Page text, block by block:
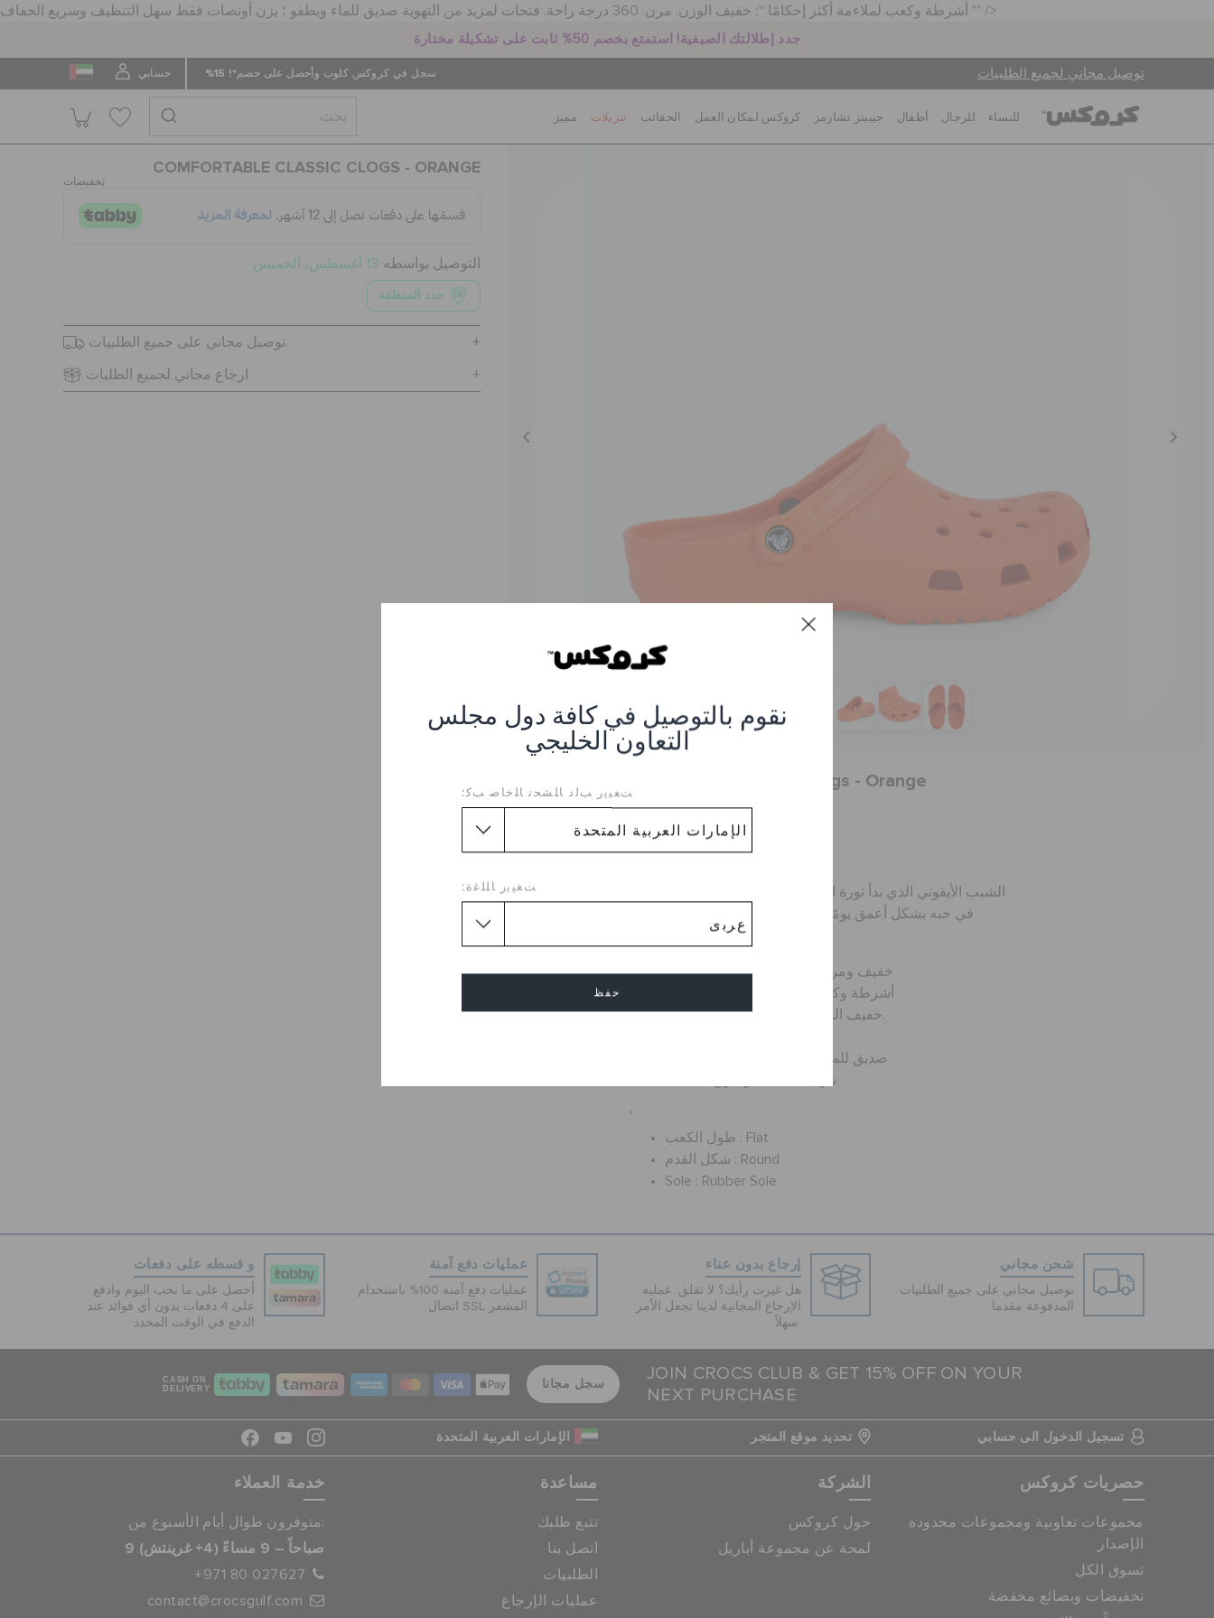
أشرطة وكعب لملاءمة أكثر إحكامًا ™: خفيف الوزن. مرن. 360 درجة راحة. فتحات لمزيد من التهوية صديق للماء ويطفو ؛ يزن أونصات فقط سهل التنظيف وسريع الجفاف "" />
جدد إطلالتك الصيفية! استمتع بخصم 50% ثابت على تشكيلة مختارة
توصيل مجاني لجميع الطلبيات سجل في كروكس كلوب وأحصل على خصم*! 15% حسابي
نقوم بالتوصيل في كافة دول مجلس
التعاون الخليجي
ﺖﻐﻴﻳﺭ ﺐﻟﺩ ﺎﻠﺸﺤﻧ ﺎﻠﺧﺎﺻ ﺐﻛ:
ﺖﻐﻴﻳﺭ ﺎﻠﻠﻏﺓ:
حفظ
للنساء للرجال أطفال جيبيتز تشارمز كروكس لمكان العمل الحقائب تنزيلات مميز
COMFORTABLE CLASSIC CLOGS - ORANGE
تخفيضات
التوصيل بواسطه 13 أغسطس، الخميس
حدد المنطقة
توصيل مجاني على جميع الطلبيات.
ارجاع مجاني لجميع الطلبات
Comfortable Classic Clogs - Orange
أصلي. مريح. عملي
الشبب الأيقوني الذي بدأ ثورة الراحة حول العالم! حذاء مريح ستقع
في حبه بشكل أعمق يومًا بعد يوم. تتميز أحذية كروكس بخفة
خفيف ومريح بشكل لا يصدق عند انتعاله
< li> أشرطة وكعب لملاءمة أكثر إحكامًا
™: خفيف الوزن. مرن. 360 درجة راحة.
صديق للماء ويطفو ؛ يزن أونصات فقط
سهل التنظيف وسريع الجفاف
"
طول الكعب : Flat
شكل القدم : Round
Sole : Rubber Sole
شحن مجاني
توصيل مجاني على جميع الطلبيات
المدفوعة مقدما
إرجاع بدون عناء
هل غيرت رأيك؟ لا تقلق. عملية
الإرجاع المجانية لدينا تجعل الأمر
سهلاً.
عمليات دفع آمنة
عمليات دفع آمنة 100% باستخدام
اتصال SSL المشفر
و قسطه على دفعات
أحصل على ما تحب اليوم وادفع
على 4 دفعات بدون أي فوائد عند
الدفع في الوقت المحدد
JOIN CROCS CLUB & GET 15% OFF ON YOUR
NEXT PURCHASE
سجل مجانا
CASH ON
DELIVERY
تسجيل الدخول الى حسابي تحديد موقع المتجر الإمارات العربية المتحدة
حصريات كروكس
مجموعات تعاونية ومجموعات محدودة
الإصدار
تسوق الكل
تخفيضات وبضائع مخفضة
الشركة
حول كروكس
لمحة عن مجموعة أباريل
مساعدة
تتبع طلبك
اتصل بنا
الطلبيات
عمليات الإرجاع
خدمة العملاء
متوفرون طوال أيام الأسبوع من:
9 صباحاً – 9 مساءً (4+ غرينتش)
+971 80 027627
contact@crocsgulf.com